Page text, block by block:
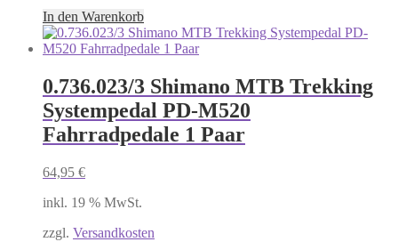
In den Warenkorb
0.736.023/3 Shimano MTB Trekking
Systempedal PD-M520
Fahrradpedale 1 Paar
64,95 €
inkl. 19 % MwSt.
zzgl. Versandkosten